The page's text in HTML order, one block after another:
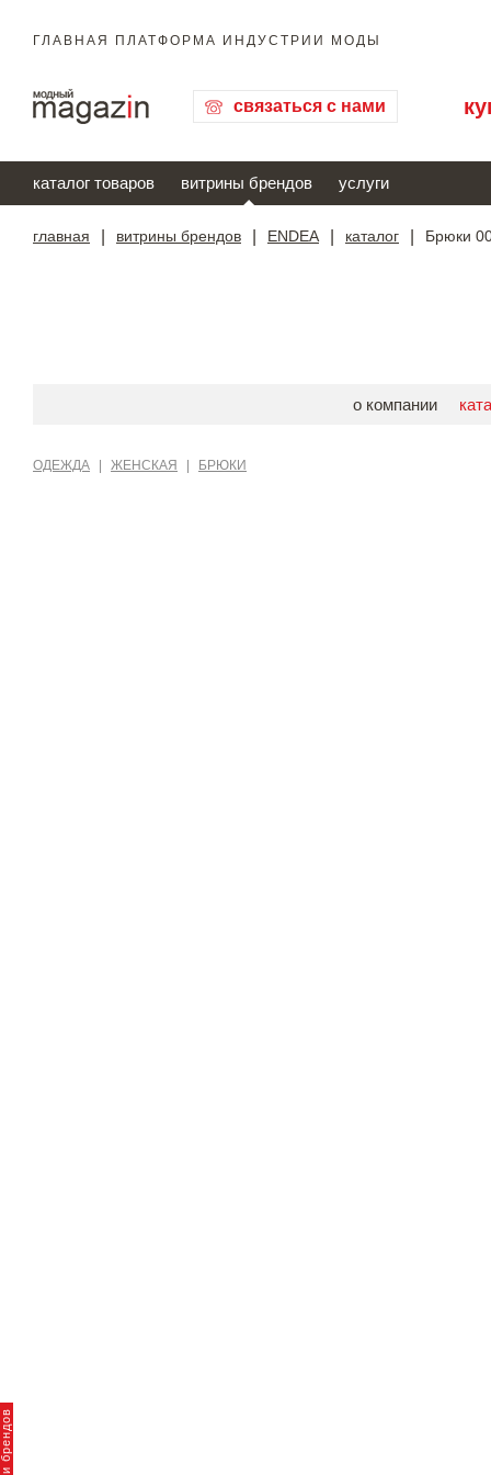
ГЛАВНАЯ ПЛАТФОРМА ИНДУСТРИИ МОДЫ
связаться с нами
каталог товаров витрины брендов услуги
главная витрины брендов ENDEA каталог Брюки
о компании
ОДЕЖДА ЖЕНСКАЯ БРЮКИ